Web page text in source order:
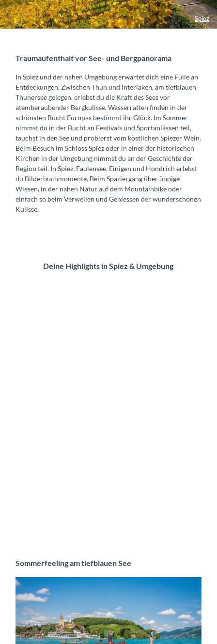
Spiez
Traumaufenthalt vor See- und Bergpanorama
In Spiez und der nahen Umgebung erwartet dich eine Fülle an
Entdeckungen. Zwischen Thun und Interlaken, am tiefblauen
Thunersee gelegen, erlebst du die Kraft des Sees vor
atemberaubender Bergkulisse. Wasserratten finden in der
schönsten Bucht Europas bestimmt ihr Glück. Im Sommer
nimmst du in der Bucht an Festivals und Sportanlässen teil,
tauchst in den See und probierst vom köstlichen Spiezer Wein.
Beim Besuch im Schloss Spiez oder in einer der historischen
Kirchen in der Umgebung nimmst du an der Geschichte der
Region teil. In Spiez, Faulensee, Einigen und Hondrich erlebst
du Bilderbuchmomente. Beim Spaziergang über üppige
Wiesen, in der nahen Natur auf dem Mountainbike oder
einfach so beim Verweilen und Geniessen der wunderschönen
Kulisse.
Deine Highlights in Spiez & Umgebung
Sommerfeeling am tiefblauen See